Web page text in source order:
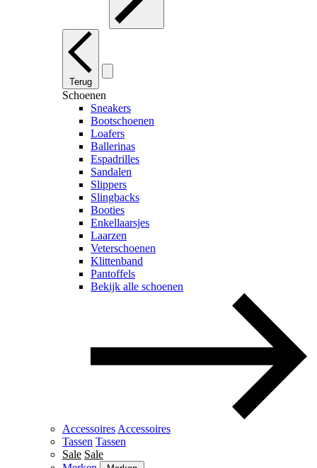
Terug
Schoenen
Sneakers
Bootschoenen
Loafers
Ballerinas
Espadrilles
Sandalen
Slippers
Slingbacks
Booties
Enkellaarsjes
Laarzen
Veterschoenen
Klittenband
Pantoffels
Bekijk alle schoenen
Accessoires Accessoires
Tassen Tassen
Sale Sale